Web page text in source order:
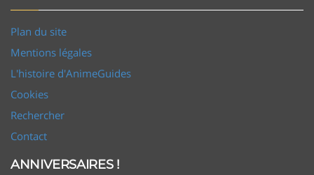
Plan du site
Mentions légales
L'histoire d'AnimeGuides
Cookies
Rechercher
Contact
ANNIVERSAIRES !